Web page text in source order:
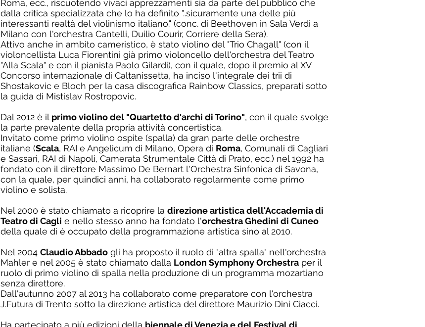
Roma, ecc., riscuotendo vivaci apprezzamenti sia da parte del pubblico che
dalla critica specializzata che lo ha definito "..sicuramente una delle più
interessanti realtà del violinismo italiano." (conc. di Beethoven in Sala Verdi a
Milano con l'orchestra Cantelli, Duilio Courir, Corriere della Sera).
Attivo anche in ambito cameristico, è stato violino del "Trio Chagall" (con il
violoncellista Luca Fiorentini già primo violoncello dell'orchestra del Teatro
"Alla Scala" e con il pianista Paolo Gilardi), con il quale, dopo il premio al XV
Concorso internazionale di Caltanissetta, ha inciso l'integrale dei trii di
Shostakovic e Bloch per la casa discografica Rainbow Classics, preparati sotto
la guida di Mistislav Rostropovic.
Dal 2012 è il primo violino del "Quartetto d'archi di Torino", con il quale svolge
la parte prevalente della propria attività concertistica.
Invitato come primo violino ospite (spalla) da gran parte delle orchestre
italiane (Scala, RAI e Angelicum di Milano, Opera di Roma, Comunali di Cagliari
e Sassari, RAI di Napoli, Camerata Strumentale Città di Prato, ecc.) nel 1992 ha
fondato con il direttore Massimo De Bernart l'Orchestra Sinfonica di Savona,
con la quale, per quindici anni, ha collaborato regolarmente come primo
violino e solista.
Nel 2000 è stato chiamato a ricoprire la direzione artistica dell'Accademia di
Teatro di Cagli e nello stesso anno ha fondato l'orchestra Ghedini di Cuneo
della quale di è occupato della programmazione artistica sino al 2010.
Nel 2004 Claudio Abbado gli ha proposto il ruolo di "altra spalla" nell'orchestra
Mahler e nel 2005 è stato chiamato dalla London Symphony Orchestra per il
ruolo di primo violino di spalla nella produzione di un programma mozartiano
senza direttore.
Dall'autunno 2007 al 2013 ha collaborato come preparatore con l'orchestra
J.Futura di Trento sotto la direzione artistica del direttore Maurizio Dini Ciacci.
Ha partecipato a più edizioni della biennale di Venezia e del Festival di